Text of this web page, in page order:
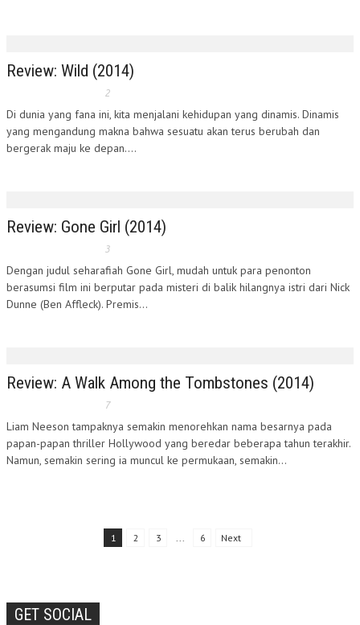
Review: Wild (2014)
2
Di dunia yang fana ini, kita menjalani kehidupan yang dinamis. Dinamis
yang mengandung makna bahwa sesuatu akan terus berubah dan
bergerak maju ke depan....
Review: Gone Girl (2014)
3
Dengan judul seharafiah Gone Girl, mudah untuk para penonton
berasumsi film ini berputar pada misteri di balik hilangnya istri dari Nick
Dunne (Ben Affleck). Premis...
Review: A Walk Among the Tombstones (2014)
7
Liam Neeson tampaknya semakin menorehkan nama besarnya pada
papan-papan thriller Hollywood yang beredar beberapa tahun terakhir.
Namun, semakin sering ia muncul ke permukaan, semakin...
1 2 3 ... 6 Next
GET SOCIAL